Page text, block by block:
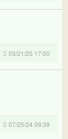
03/21/25 17:00
07/25/24 09:39